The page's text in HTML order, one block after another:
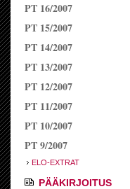
PT 16/2007
PT 15/2007
PT 14/2007
PT 13/2007
PT 12/2007
PT 11/2007
PT 10/2007
PT 9/2007
ELO-EXTRAT
PÄÄKIRJOITUS